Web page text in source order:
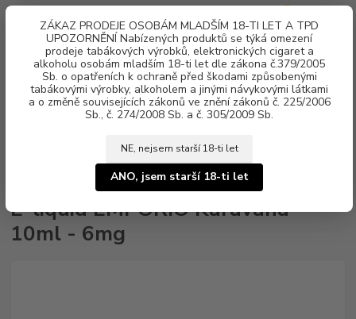
ZÁKAZ PRODEJE OSOBÁM MLADŠÍM 18-TI LET A TPD
UPOZORNĚNÍ Nabízených produktů se týká omezení
prodeje tabákových výrobků, elektronických cigaret a
alkoholu osobám mladším 18-ti let dle zákona č.379/2005
Sb. o opatřeních k ochraně před škodami způsobenými
tabákovými výrobky, alkoholem a jinými návykovými látkami
a o změně souvisejících zákonů ve znění zákonů č. 225/2006
Sb., č. 274/2008 Sb. a č. 305/2009 Sb.
NE, nejsem starší 18-ti let
ANO, jsem starší 18-ti let
Menu
za0 Kč
E-liquid EMPORIO Karavana
10ml - 6mg